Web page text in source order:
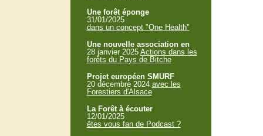
Une forêt éponge
31/01/2025
dans un concept "One Health"
Une nouvelle association en
28 janvier 2025 Actions dans les
forêts du Pays de Bitche
Projet européen SMURF
20 décembre 2024 avec les
Forestiers d'Alsace
La Forêt à écouter
12/01/2025
êtes vous fan de Podcast ?